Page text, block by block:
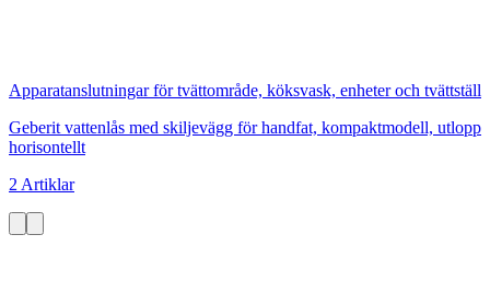
Apparatanslutningar för tvättområde, köksvask, enheter och tvättställ
Geberit vattenlås med skiljevägg för handfat, kompaktmodell, utlopp
horisontellt
2 Artiklar